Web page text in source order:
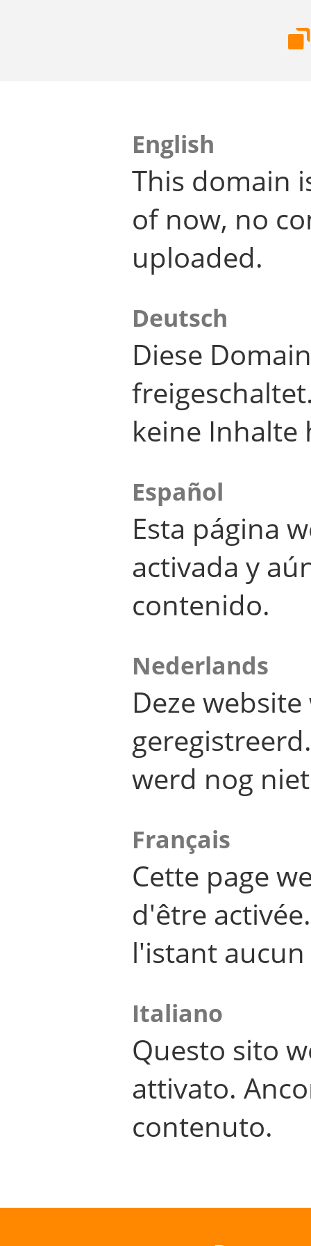
English
This domain
of now, no
uploaded.
Deutsch
Diese
keine Inhalte
Español
Esta página
activada y
contenido.
Nederlands
Deze
werd nog
Français
Cette page
d'être
l'istant
Italiano
Questo sito
attivato.
contenuto.